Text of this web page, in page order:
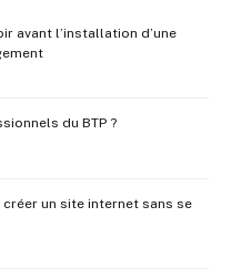
avant l’installation d’une
du BTP ?
un site internet sans se